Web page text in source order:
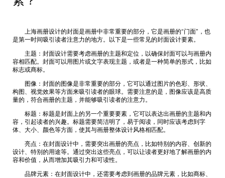
上海画册设计的封面是画册中非常重要的部分，它是画册的“门面”，也
是第一时间吸引读者注意力的地方。以下是一些常见的封面设计要素。
主题：封面设计需要考虑画册的主题和定位，以确保封面可以与画册内
容相匹配。封面可以用图片或文字表现主题，或者是一种简单的形式，比如
标志或商标。
图像：封面的图像是非常重要的部分，它可以通过图片的色彩、形状、
构图、视觉效果等方面来吸引读者的眼球。需要注意的是，图像应该是高质
量的，符合画册的主题，并能够吸引读者的注意力。
标题：标题是封面上的另一个重要要素，它可以表达出画册的主题和内
容，引起读者的兴趣。标题需要简洁明了，易于阅读，同时应该考虑到字
体、大小、颜色等方面，使其与画册整体设计风格相匹配。
亮点：在封面设计中，需要突出画册的亮点，比如特别的内容、创新的
设计、特别的用途等。通过突出这些亮点，可以让读者更好地了解画册的内
容和价值，从而增加其吸引力和可读性。
品牌元素：在封面设计中，还需要考虑到画册的品牌元素，比如商标、